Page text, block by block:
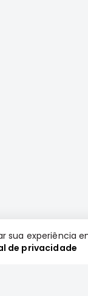
sua experiência
de privacidade